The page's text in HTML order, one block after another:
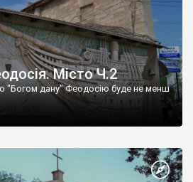
Місто Ч.2
"Богом дану" Феодосію буде не менш